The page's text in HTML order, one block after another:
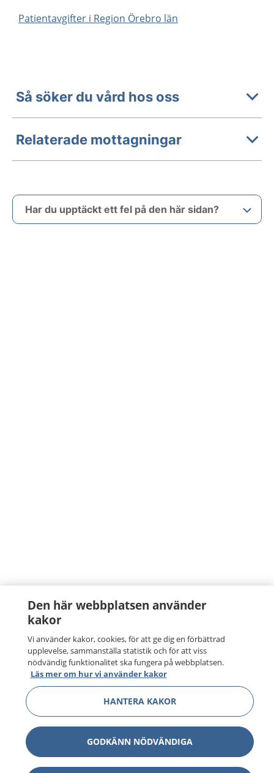
Patientavgifter i Region Örebro län
Så söker du vård hos oss
Relaterade mottagningar
Har du upptäckt ett fel på den här sidan?
Den här webbplatsen använder
kakor
Vi använder kakor, cookies, för att ge dig en förbättrad
upplevelse, sammanställa statistik och för att viss
nödvändig funktionalitet ska fungera på webbplatsen.
Läs mer om hur vi använder kakor
HANTERA KAKOR
GODKÄNN NÖDVÄNDIGA